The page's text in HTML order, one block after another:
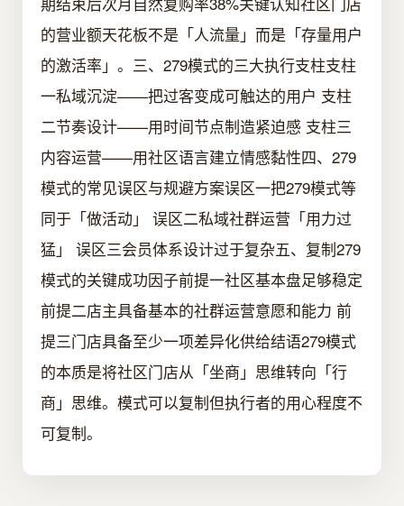
的营业额天花板不是「人流量」而是「存量用户
的激活率」。三、279模式的三大执行支柱支柱
一私域沉淀——把过客变成可触达的用户 支柱
二节奏设计——用时间节点制造紧迫感 支柱三
内容运营——用社区语言建立情感黏性四、279
模式的常见误区与规避方案误区一把279模式等
同于「做活动」 误区二私域社群运营「用力过
猛」 误区三会员体系设计过于复杂五、复制279
模式的关键成功因子前提一社区基本盘足够稳定
前提二店主具备基本的社群运营意愿和能力 前
提三门店具备至少一项差异化供给结语279模式
的本质是将社区门店从「坐商」思维转向「行
商」思维。模式可以复制但执行者的用心程度不
可复制。